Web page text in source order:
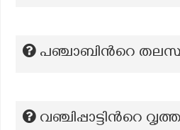
പഞ്ചാബിന്‍റെ
വഞ്ചിപ്പാട്ടിന്‍റെ